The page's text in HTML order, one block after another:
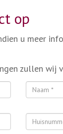
op
u meer
zullen wij